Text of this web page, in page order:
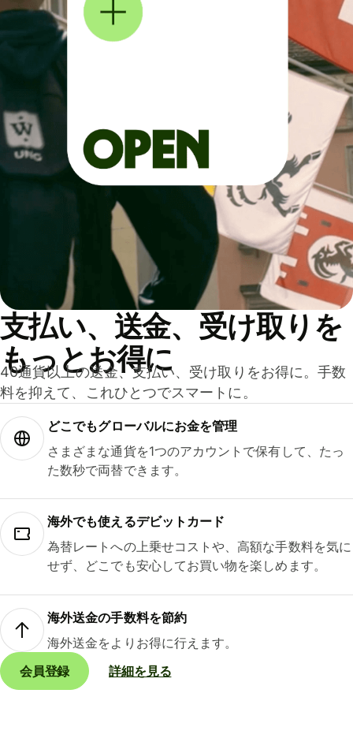
支払い、送金、受け取りを
もっとお得に
40通貨以上の送金、支払い、受け取りをお得に。手数
料を抑えて、これひとつでスマートに。
どこでもグ⁠ロ⁠ー⁠バ⁠ルにお金を管理
さまざまな通貨を1つのアカウントで保有して、たっ
た数秒で両替できます。
海外でも使えるデビットカード
為替レートへの上乗せコストや、高額な手数料を気に
せず、どこでも安心してお買い物を楽しめます。
海外送金の手数料を節約
海外送金をよりお得に行えます。
会員登録
詳細を見る